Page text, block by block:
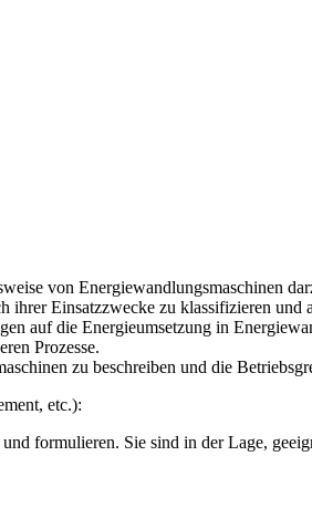
von Energiewandlungsmaschinen
ihrer Einsatzzwecke zu klassifizieren und
auf die Energieumsetzung in
Prozesse.
zu beschreiben und die
etc.):
formulieren. Sie sind in der Lage,